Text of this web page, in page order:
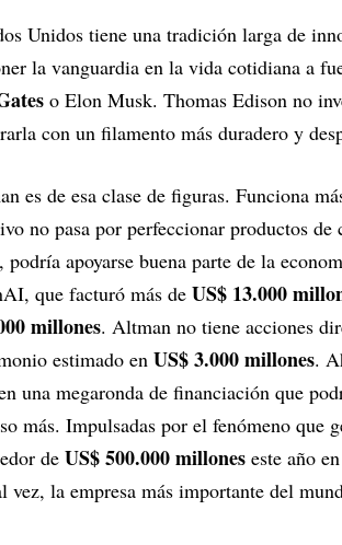
Unidos tiene una tradición larga de
la vanguardia en la vida cotidiana a
o Elon Musk. Thomas Edison no
con un filamento más duradero y
es de esa clase de figuras. Funciona
no pasa por perfeccionar productos
podría apoyarse buena parte de la
que facturó más de US$ 13.000
millones. Altman no tiene acciones
estimado en US$ 3.000 millones.
una megaronda de financiación que
más. Impulsadas por el fenómeno que
de US$ 500.000 millones este año
vez, la empresa más importante del